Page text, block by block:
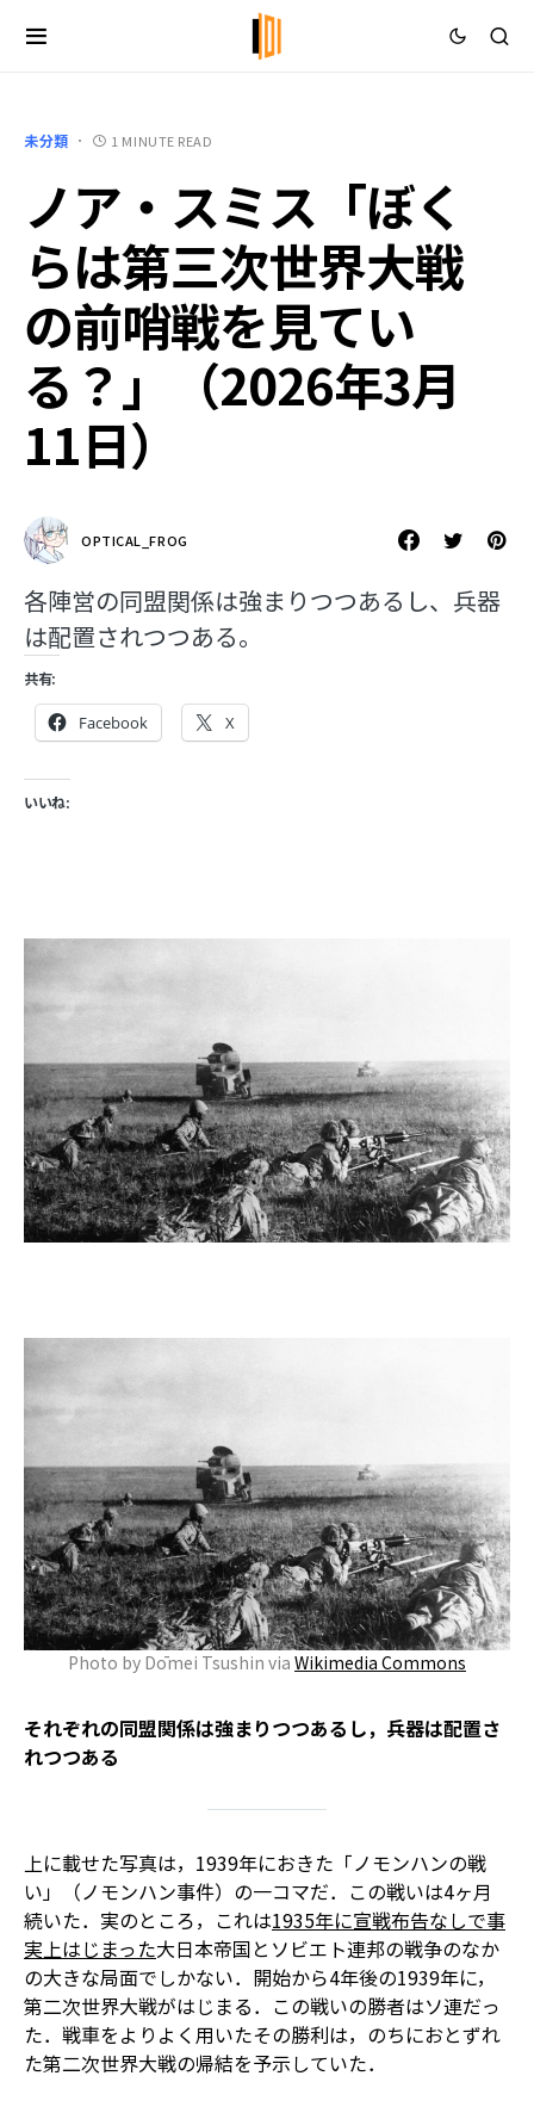
未分類 1 MINUTE READ
ノア・スミス「ぼく
らは第三次世界大戦
の前哨戦を見てい
る？」（2026年3月
11日）
OPTICAL_FROG
各陣営の同盟関係は強まりつつあるし、兵器
は配置されつつある。
共有:
Facebook X
いいね:
Photo by Dōmei Tsushin via Wikimedia Commons
それぞれの同盟関係は強まりつつあるし，兵器は配置さ
れつつある
上に載せた写真は，1939年におきた「ノモンハンの戦
い」（ノモンハン事件）の一コマだ．この戦いは4ヶ月
続いた．実のところ，これは1935年に宣戦布告なしで事
実上はじまった大日本帝国とソビエト連邦の戦争のなか
の大きな局面でしかない．開始から4年後の1939年に，
第二次世界大戦がはじまる．この戦いの勝者はソ連だっ
た．戦車をよりよく用いたその勝利は，のちにおとずれ
た第二次世界大戦の帰結を予示していた．